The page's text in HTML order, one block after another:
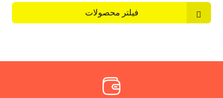
فیلتر محصولات